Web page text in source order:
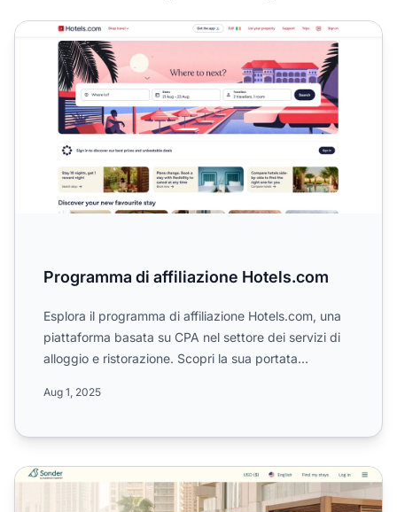
Programma di affiliazione Hotels.com
Programma di affiliazione Hotels.com
Esplora il programma di affiliazione Hotels.com, una
piattaforma basata su CPA nel settore dei servizi di
alloggio e ristorazione. Scopri la sua portata
Aug 1, 2025
Programma di affiliazione Sonder